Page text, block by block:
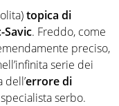
topica di
Savic. Freddo, come
preciso,
serie dei
errore di
serbo.